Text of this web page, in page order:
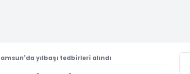
yılbaşı tedbirleri alındı